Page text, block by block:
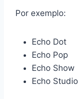
Por exemplo:
Echo Dot
Echo Pop
Echo Show
Echo Studio